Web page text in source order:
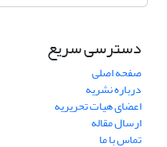
دسترسی سریع
صفحه اصلی
درباره نشریه
اعضای هیات تحریریه
ارسال مقاله
تماس با ما